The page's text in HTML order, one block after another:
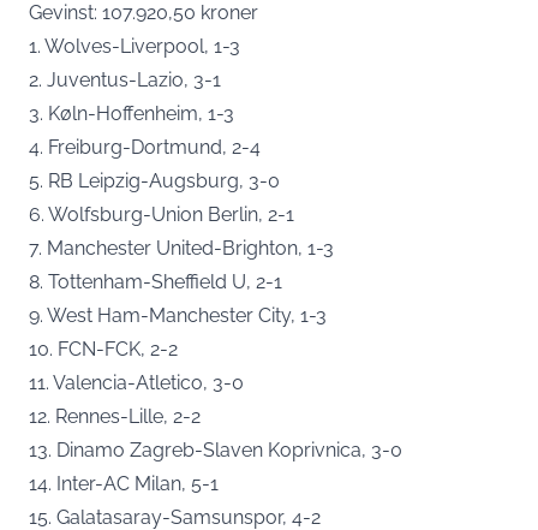
Gevinst: 107.920,50 kroner
1. Wolves-Liverpool, 1-3
2. Juventus-Lazio, 3-1
3. Køln-Hoffenheim, 1-3
4. Freiburg-Dortmund, 2-4
5. RB Leipzig-Augsburg, 3-0
6. Wolfsburg-Union Berlin, 2-1
7. Manchester United-Brighton, 1-3
8. Tottenham-Sheffield U, 2-1
9. West Ham-Manchester City, 1-3
10. FCN-FCK, 2-2
11. Valencia-Atletico, 3-0
12. Rennes-Lille, 2-2
13. Dinamo Zagreb-Slaven Koprivnica, 3-0
14. Inter-AC Milan, 5-1
15. Galatasaray-Samsunspor, 4-2